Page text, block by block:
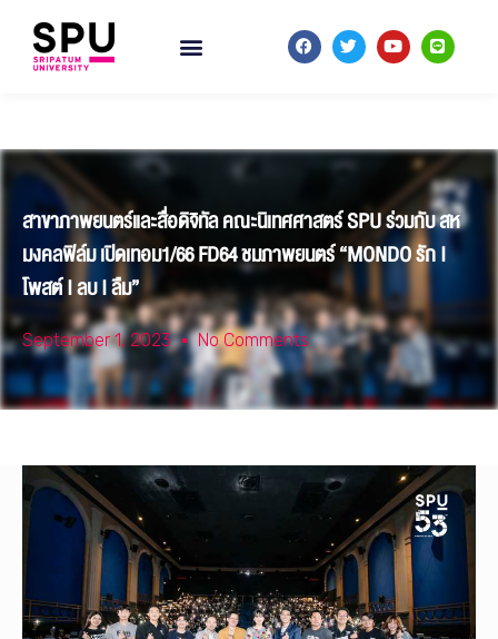
สาขาภาพยนตร์และสื่อดิจิทัล คณะนิเทศศาสตร์ SPU ร่วมกับ สห
มงคลฟิล์ม เปิดเทอม1/66 FD64 ชมภาพยนตร์ “MONDO รัก I
โพสต์ I ลบ I ลืม”
September 1, 2023 No Comments